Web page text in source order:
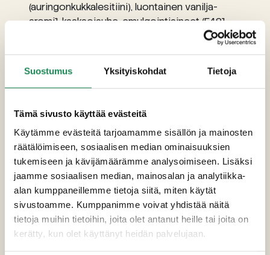
Suostumus Yksityiskohdat Tietoja
Tämä sivusto käyttää evästeitä
Käytämme evästeitä tarjoamamme sisällön ja mainosten
räätälöimiseen, sosiaalisen median ominaisuuksien
tukemiseen ja kävijämäärämme analysoimiseen. Lisäksi
jaamme sosiaalisen median, mainosalan ja analytiikka-
alan kumppaneillemme tietoja siitä, miten käytät
sivustoamme. Kumppanimme voivat yhdistää näitä
tietoja muihin tietoihin, joita olet antanut heille tai joita on
kerätty, kun olet käyttänyt heidän palvelujaan.
(auringonkukkalesitiini), luontainen vanilja-
aromi], kaakaojauhe, emulgointiaineet (E481,
Täyte: vesi, kovetettu kasvirasva ja -öljy
(kookosrasva, auringonkukkaöljy), sokeri,
stabilointiaineet (E420ii, E463),
maitoproteiini
dekstroosi, gelatiini, muunnettu tärkkelys,
maltodekstriini, sakeuttamisaineet (E440,
E401), happamuudensäätöaineet (E330, E333),
säilöntäaine (E202), emulgointiaineet (E472e,
E322 (auringonkukkalesitiini)), suola, aromit,
väri (E160a). Päällinen: sokeri, vesi, glukoosi-
fruktoosisiirappi, mangosose, hyytelöimisaine
(E440), happamuudensäätöaineet (E330,